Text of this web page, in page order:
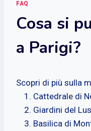
FAQ
Cosa si
a Parigi?
Scopri di più sulla
Cattedrale di
Giardini del
Basilica di